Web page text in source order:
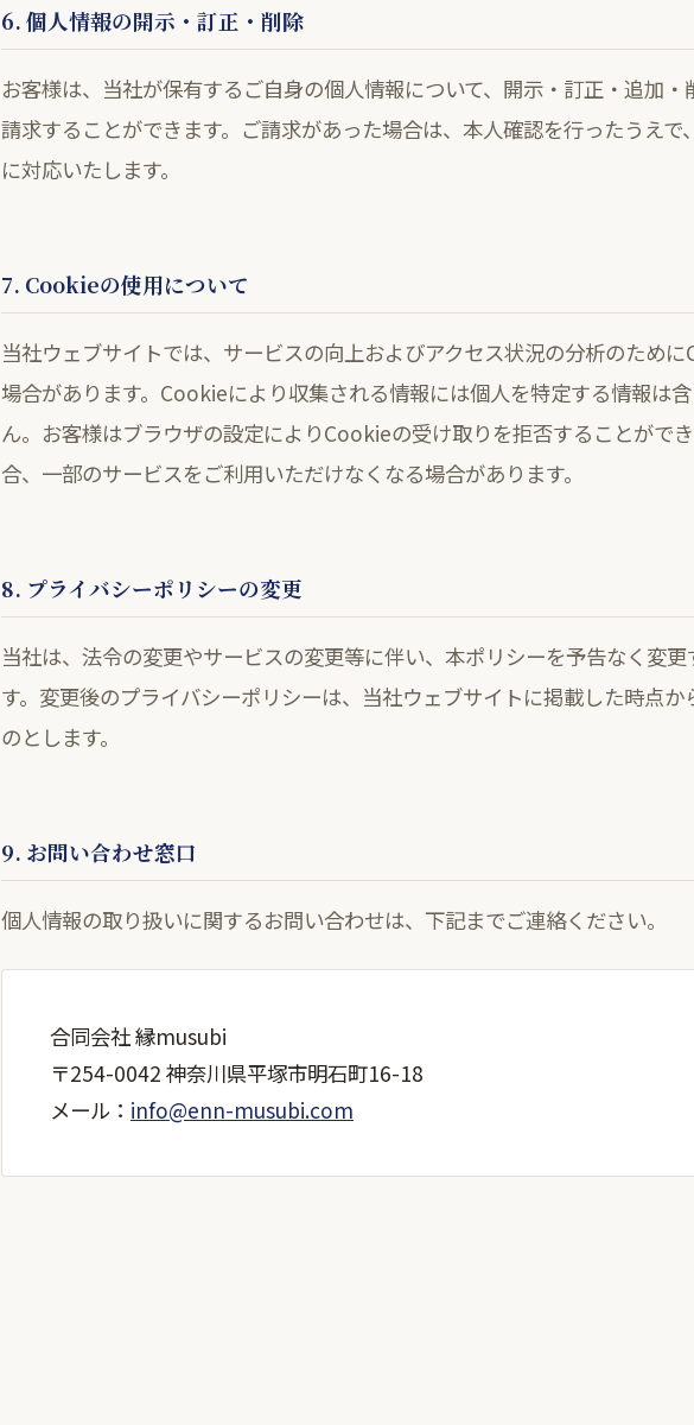
6. 個人情報の開示・訂正・削除
お客様は、当社が保有するご自身の個人情報について、開示・訂正・追加・
請求することができます。ご請求があった場合は、本人確認を行ったうえで
に対応いたします。
7. Cookieの使用について
当社ウェブサイトでは、サービスの向上およびアクセス状況の分析のため
場合があります。Cookieにより収集される情報には個人を特定する情報は
ん。お客様はブラウザの設定によりCookieの受け取りを拒否することがで
合、一部のサービスをご利用いただけなくなる場合があります。
8. プライバシーポリシーの変更
当社は、法令の変更やサービスの変更等に伴い、本ポリシーを予告なく変
す。変更後のプライバシーポリシーは、当社ウェブサイトに掲載した時点か
のとします。
9. お問い合わせ窓口
個人情報の取り扱いに関するお問い合わせは、下記までご連絡ください。
合同会社 縁musubi
〒254-0042 神奈川県平塚市明石町16-18
メール： info@enn-musubi.com